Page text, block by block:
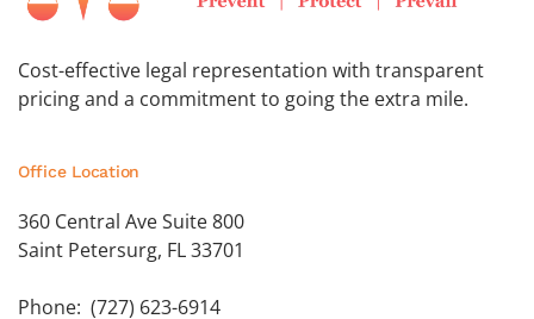
Cost-effective legal representation with transparent
pricing and a commitment to going the extra mile.
Office Location
360 Central Ave Suite 800
Saint Petersurg, FL 33701
Phone: (727) 623-6914